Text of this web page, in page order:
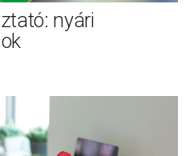
nyári